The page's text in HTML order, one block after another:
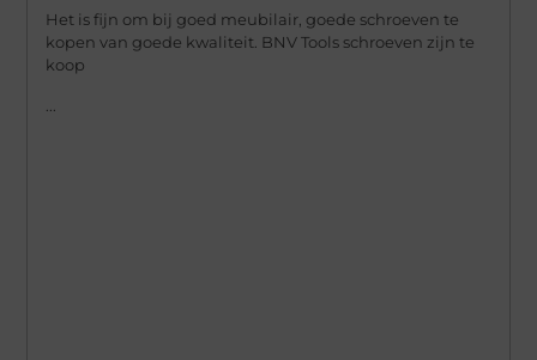
Het is fijn om bij goed meubilair, goede schroeven te
kopen van goede kwaliteit. BNV Tools schroeven zijn te
koop